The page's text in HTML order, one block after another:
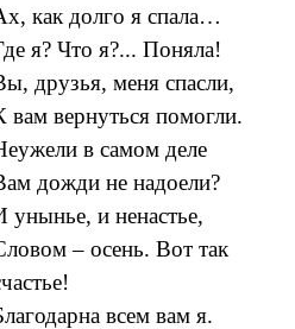
как долго я спала…
я? Что я?... Поняла!
друзья, меня спасли,
вам вернуться помогли.
в самом деле
дожди не надоели?
унынье, и ненастье,
– осень. Вот так
всем вам я.